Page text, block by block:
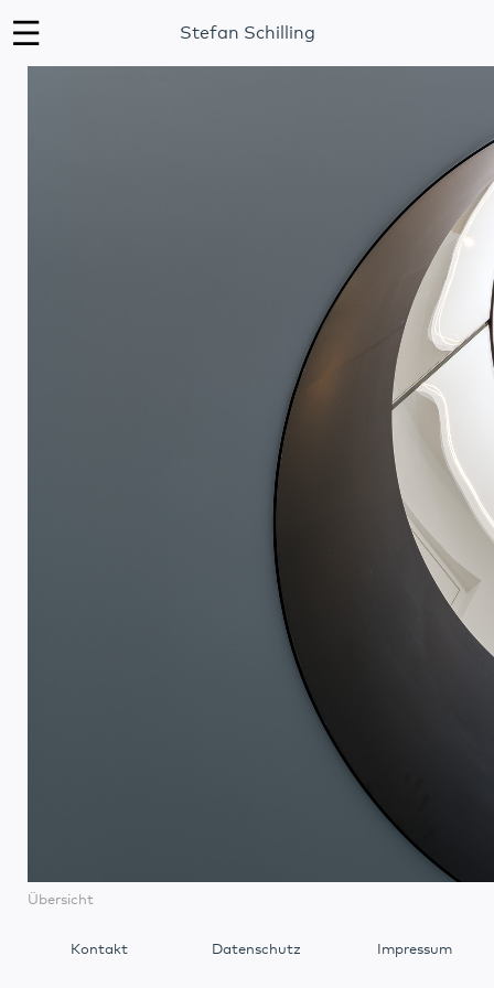
Stefan Schilling
Übersicht
Impressum
Datenschutz
Kontakt